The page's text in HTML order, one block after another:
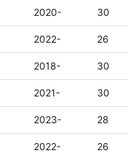
2020- 30
2022- 26
2018- 30
2021- 30
2023- 28
2022- 26